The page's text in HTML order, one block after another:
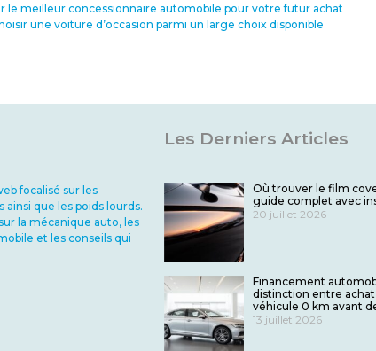
le meilleur concessionnaire automobile pour votre futur achat
une voiture d’occasion parmi un large choix disponible
focalisé sur les
que les poids lourds.
la mécanique auto, les
et les conseils qui
Les Derniers Articles
Où trouver le film
guide complet avec
20 juillet 2026
Financement
distinction entre
véhicule 0 km avant
13 juillet 2026